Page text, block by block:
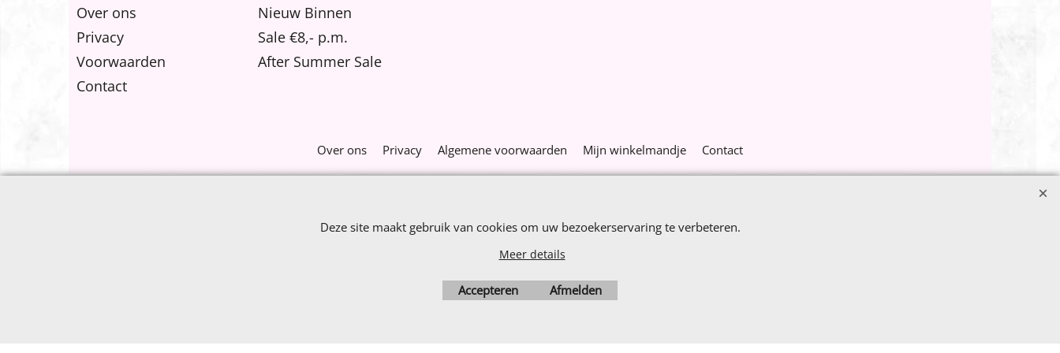
Over ons
Privacy
Voorwaarden
Contact
Nieuw Binnen
Sale €8,- p.m.
After Summer Sale
Over ons Privacy Algemene voorwaarden Mijn winkelmandje Contact
Deze site maakt gebruik van cookies om uw bezoekerservaring te verbeteren.
Meer details
Accepteren Afmelden